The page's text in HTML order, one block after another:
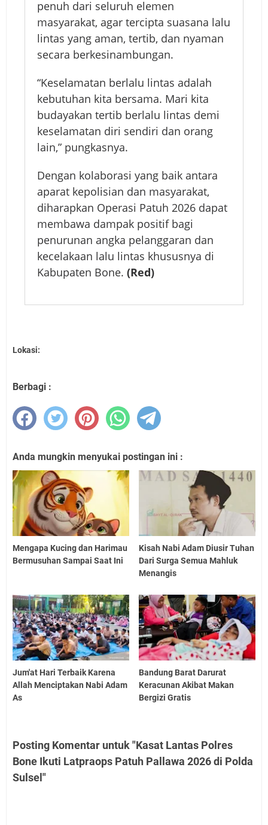
penuh dari seluruh elemen
masyarakat, agar tercipta suasana lalu
lintas yang aman, tertib, dan nyaman
secara berkesinambungan.
“Keselamatan berlalu lintas adalah
kebutuhan kita bersama. Mari kita
budayakan tertib berlalu lintas demi
keselamatan diri sendiri dan orang
lain,” pungkasnya.
Dengan kolaborasi yang baik antara
aparat kepolisian dan masyarakat,
diharapkan Operasi Patuh 2026 dapat
membawa dampak positif bagi
penurunan angka pelanggaran dan
kecelakaan lalu lintas khususnya di
Kabupaten Bone. (Red)
Lokasi:
Berbagi :
Anda mungkin menyukai postingan ini :
Mengapa Kucing dan Harimau
Bermusuhan Sampai Saat Ini
Kisah Nabi Adam Diusir Tuhan
Dari Surga Semua Mahluk
Menangis
Jum'at Hari Terbaik Karena
Allah Menciptakan Nabi Adam
As
Bandung Barat Darurat
Keracunan Akibat Makan
Bergizi Gratis
Posting Komentar untuk "Kasat Lantas Polres
Bone Ikuti Latpraops Patuh Pallawa 2026 di Polda
Sulsel"